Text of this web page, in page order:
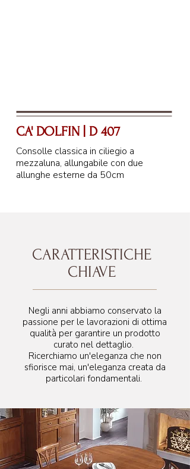
CA' DOLFIN | D 407
Consolle classica in ciliegio a
mezzaluna, allungabile con due
allunghe esterne da 50cm
CARATTERISTICHE
CHIAVE
Negli anni abbiamo conservato la
passione per le lavorazioni di ottima
qualità per garantire un prodotto
curato nel dettaglio.
Ricerchiamo un'eleganza che non
sfiorisce mai, un'eleganza creata da
particolari fondamentali.